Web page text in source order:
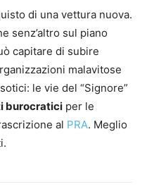
di una vettura nuova.
senz’altro sul piano
capitare di subire
malavitose
le vie del “Signore”
burocratici per le
al PRA. Meglio